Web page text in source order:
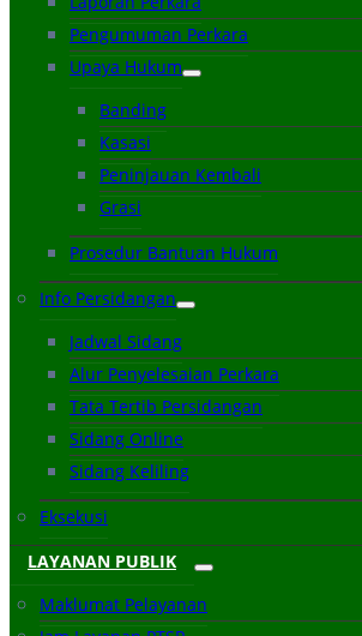
Pengumuman Perkara
Upaya Hukum
Banding
Kasasi
Peninjauan Kembali
Grasi
Prosedur Bantuan Hukum
Info Persidangan
Jadwal Sidang
Alur Penyelesaian Perkara
Tata Tertib Persidangan
Sidang Online
Sidang Keliling
Eksekusi
LAYANAN PUBLIK
Maklumat Pelayanan